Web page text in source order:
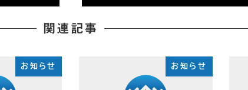
関連記事
お知らせ お知らせ